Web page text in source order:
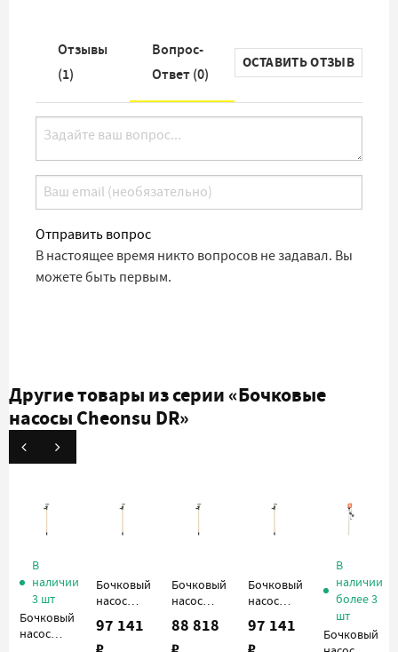
Отзывы
(1)
Вопрос-
Ответ (0)
ОСТАВИТЬ ОТЗЫВ
Отправить вопрос
В настоящее время никто вопросов не задавал. Вы
можете быть первым.
Другие товары из серии«Бочковые
насосы Cheonsu DR»
В
наличии
3 шт
Бочковый
насос
Бочковый
насос
Cheonsu
DR-PLH-
12-A4 с
97 141
Бочковый
насос
Cheonsu
DR-PHH-
10-A4 с
88 818
Бочковый
насос
Cheonsu
DR-PHH-
12-A4 с
97 141
В
наличии
более 3
шт
Бочковый